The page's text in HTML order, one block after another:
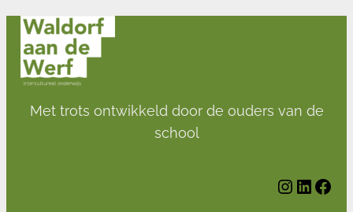
Met trots ontwikkeld door de ouders van de
school
Instagram LinkedIn Facebook